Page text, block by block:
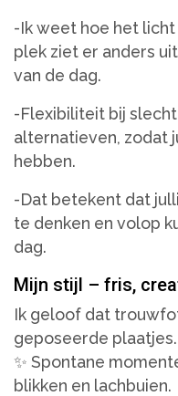
-Ik weet hoe het
plek ziet er anders
van de dag.
-Flexibiliteit bij
alternatieven, zodat
hebben.
-Dat betekent dat
te denken en volop
dag.
Mijn stijl – fris,
Ik geloof dat
geposeerde
✨ Spontane
blikken en lachbuien.